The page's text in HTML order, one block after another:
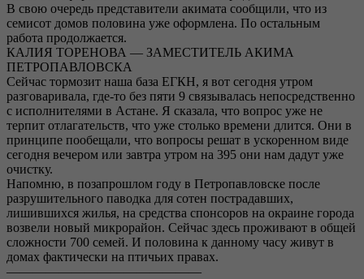
В свою очередь представители акимата сообщили, что из
семисот домов половина уже оформлена. По остальным
работа продолжается.
КАЛИЯ ТОРЕНОВА — ЗАМЕСТИТЕЛЬ АКИМА
ПЕТРОПАВЛОВСКА
Сейчас тормозит наша база ЕГКН, я вот сегодня утром
разговаривала, где-то без пяти 9 связывалась непосредственно
с исполнителями в Астане. Я сказала, что вопрос уже не
терпит отлагательств, что уже столько времени длится. Они в
принципе пообещали, что вопросы решат в ускоренном виде
сегодня вечером или завтра утром на 395 они нам дадут уже
очистку.
Напомню, в позапрошлом году в Петропавловске после
разрушительного паводка для сотен пострадавших,
лишившихся жилья, на средства спонсоров на окраине города
возвели новый микрорайон. Сейчас здесь проживают в общей
сложности 700 семей. И половина к данному часу живут в
домах фактически на птичьих правах.
———————————————